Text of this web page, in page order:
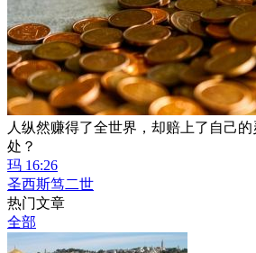
人纵然赚得了全世界，却赔上了自己
处？
玛 16:26
圣西斯笃二世
热门文章
全部